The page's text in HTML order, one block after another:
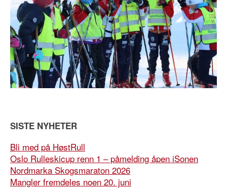
SISTE NYHETER
Bli med på HøstRull
Oslo Rulleskicup renn 1 – påmelding åpen iSonen
Nordmarka Skogsmaraton 2026
Mangler fremdeles noen 20. juni